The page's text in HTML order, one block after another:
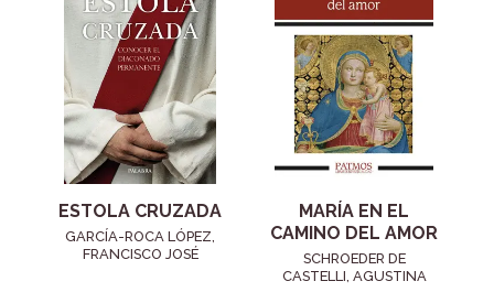
ESTOLA CRUZADA
GARCÍA-ROCA LÓPEZ,
FRANCISCO JOSÉ
MARÍA EN EL
CAMINO DEL AMOR
SCHROEDER DE
CASTELLI, AGUSTINA